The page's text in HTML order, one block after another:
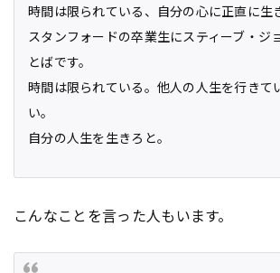
時間は限られている、自分の心に正直に生
スタンフォードの卒業生にスティーブ・ジ
とばです。
時間は限られている。他人の人生を行きて
い。
自分の人生を生きろと。
こんなことを言った人もいます。